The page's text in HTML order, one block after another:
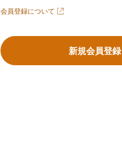
会員登録について
新規会員登録